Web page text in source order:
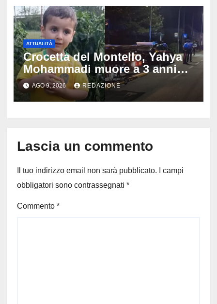
ATTUALITÀ
Crocetta del Montello, Yahya
Mohammadi muore a 3 anni
dopo 72 ore di agonia: era
stato travolto da un’auto
AGO 9, 2026 REDAZIONE
Lascia un commento
Il tuo indirizzo email non sarà pubblicato.
I campi
obbligatori sono contrassegnati *
Commento *